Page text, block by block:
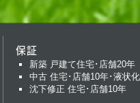
保証
新築 戸建て住宅･店舗20年
中古 住宅･店舗10年･液状
沈下修正 住宅･店舗10年